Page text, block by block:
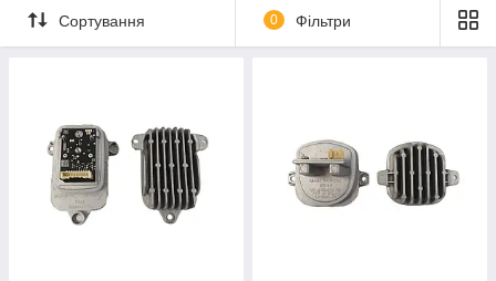
Сортування 0 Фільтри